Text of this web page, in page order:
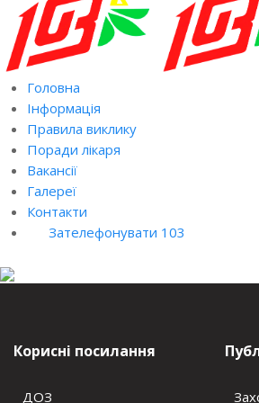
Головна
Інформація
Правила виклику
Поради лікаря
Вакансії
Галереї
Контакти
Зателефонувати 103
Корисні посилання
ДОЗ